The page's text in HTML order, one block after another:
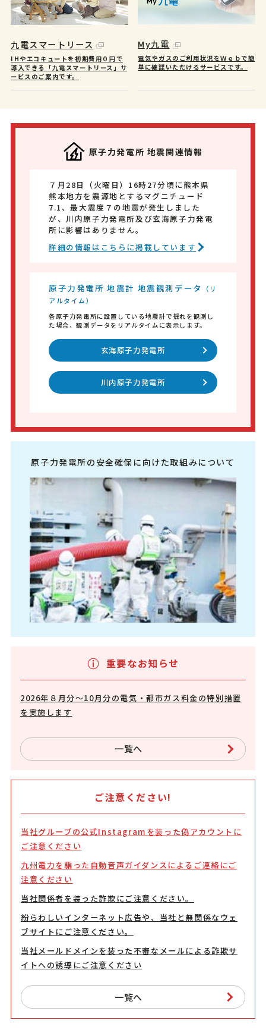
九電スマートリース
IHやエコキュートを初期費用０円で
導入できる「九電スマートリース」サ
ービスのご案内です。
My九電
電気やガスのご利用状況をＷｅｂで簡
単に確認いただけるサービスです。
原子力発電所 地震関連情報
７月28日（火曜日）16時27分頃に熊本県
熊本地方を震源地とするマグニチュード
7.1、最大震度７の地震が発生しました
が、川内原子力発電所及び玄海原子力発電
所に影響はありません。
詳細の情報はこちらに掲載しています
原子力発電所 地震計 地震観測データ
（リ
アルタイム）
各原子力発電所に設置している地震計で揺れを観測し
た場合、観測データをリアルタイムに表示します。
玄海原子力発電所
川内原子力発電所
原子力発電所の安全確保に向けた取組みについて
重要なお知らせ
2026年８月分～10月分の電気・都市ガス料金の特別措置
を実施します
一覧へ
ご注意ください!
当社グループの公式Instagramを装った偽アカウントに
ご注意ください
九州電力を騙った自動音声ガイダンスによるご連絡にご
注意ください
当社関係者を装った詐欺にご注意ください。
紛らわしいインターネット広告や、当社と無関係なウェ
ブサイトにご注意ください。
当社メールドメインを装った不審なメールによる詐欺サ
イトへの誘導にご注意ください
一覧へ